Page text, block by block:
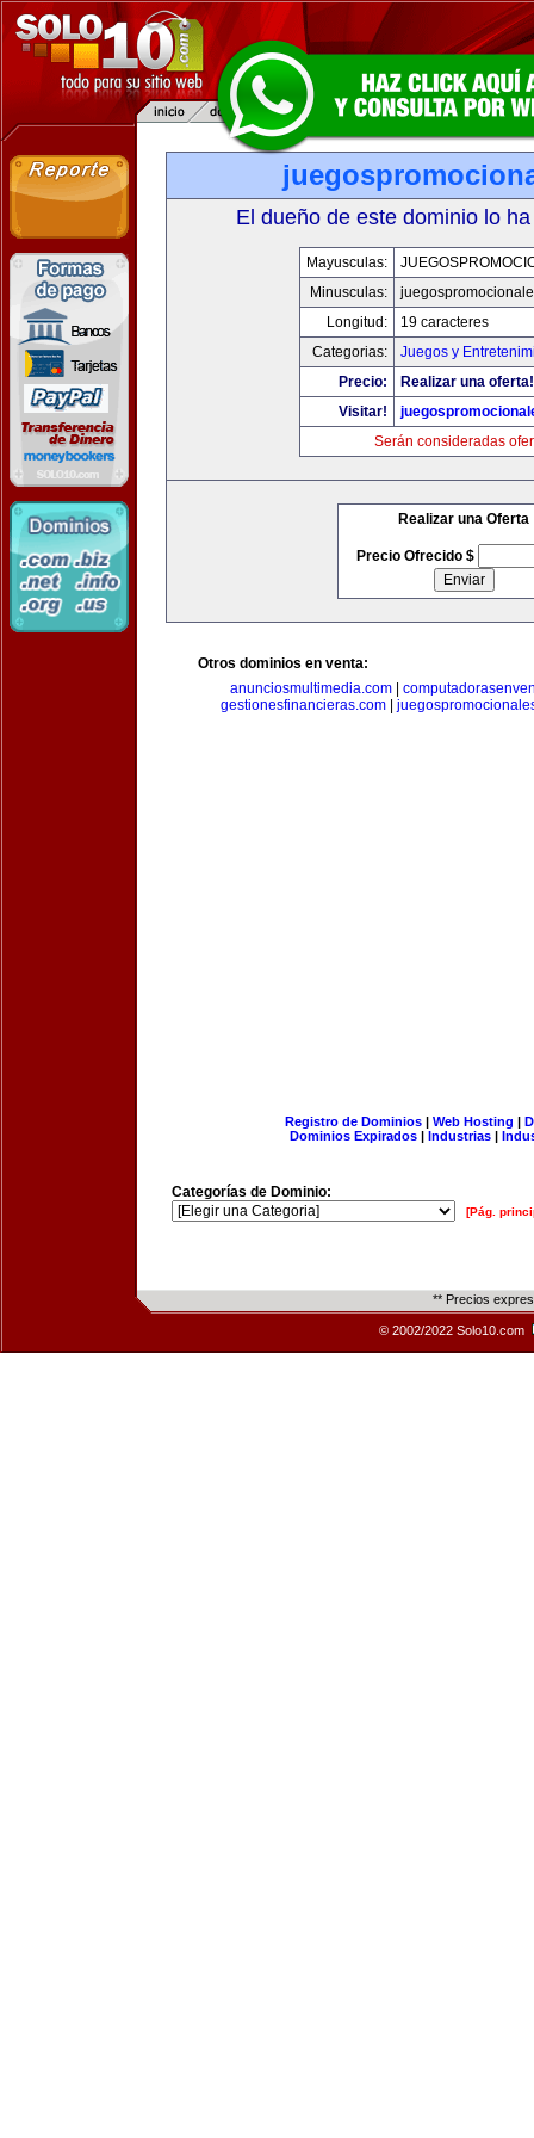
El dueño de este dominio lo
Mayusculas:
Minusculas:
Longitud:
19 caracteres
Categorias:
Juegos y
Precio:
Realizar una oferta!
Visitar!
Serán consideradas
Realizar una Oferta
Precio Ofrecido $
Otros dominios en venta:
anunciosmultimedia.com
gestionesfinancieras.com
Registro de Dominios| Web Hosting |
Dominios Expirados | Industrias |
Categorías de Dominio:
[Pág.
** Precios
© 2002/2022 Solo10.com